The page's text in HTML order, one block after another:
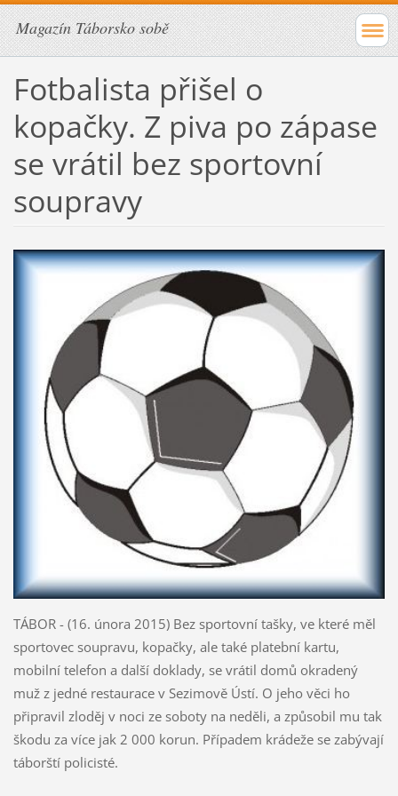
Magazín Táborsko sobě
Fotbalista přišel o
kopačky. Z piva po zápase
se vrátil bez sportovní
soupravy
TÁBOR - (16. února 2015) Bez sportovní tašky, ve které měl
sportovec soupravu, kopačky, ale také platební kartu,
mobilní telefon a další doklady, se vrátil domů okradený
muž z jedné restaurace v Sezimově Ústí. O jeho věci ho
připravil zloděj v noci ze soboty na neděli, a způsobil mu tak
škodu za více jak 2 000 korun. Případem krádeže se zabývají
táborští policisté.